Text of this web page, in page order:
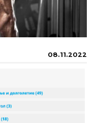
08.11.2022